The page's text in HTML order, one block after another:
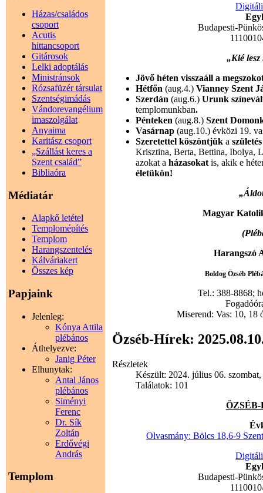
Házas/családos
csoport
Acutis
hittancsoport
Gitárosok
Lelki adoptálás
Ministránsok
Rózsafüzér társulat
Szentségimádás
Vándorevangélium
imaszolgálat
Anyaima
Karitász csoport
„Szállást keres a
Szent család”
Bibliaóra
Médiatár
Alapkő letétel
Templomépítés
Templom
Harangszentelés
Kálváriakert
Összes kép
Papjaink
Jelenleg:
Kónya Attila
plébános
Áthelyezve:
Janig Péter
Elhunytak:
Antal János
plébános
Siményi
Ferenc
Dr. Sík
Zoltán
Erdővégi
András
Templom
Budapesti-
„Kié lesz
Jövő héten visszaáll a
Hétfőn(aug.4.) Vianney Szent
Szerdán(aug.6.) Urunk
templomunkban.
Pénteken (aug.8.)Szent
Vasárnap(aug.10.) évközi 19.
Szeretettel köszöntjüka
Krisztina, Berta, Bettina, Ibolya,
azokat aházasokat is, akik e
életükön!
Magyar
Harangszó
Boldog Özséb
Tel.: 388-8868;
Miserend: Vas: 10, 18
Özséb-Hírek:
Részletek
Készült: 2024. július 06.
Találatok: 101
ÖZSÉB-
Olvasmány: Bölcs 18,6-9
Budapesti-